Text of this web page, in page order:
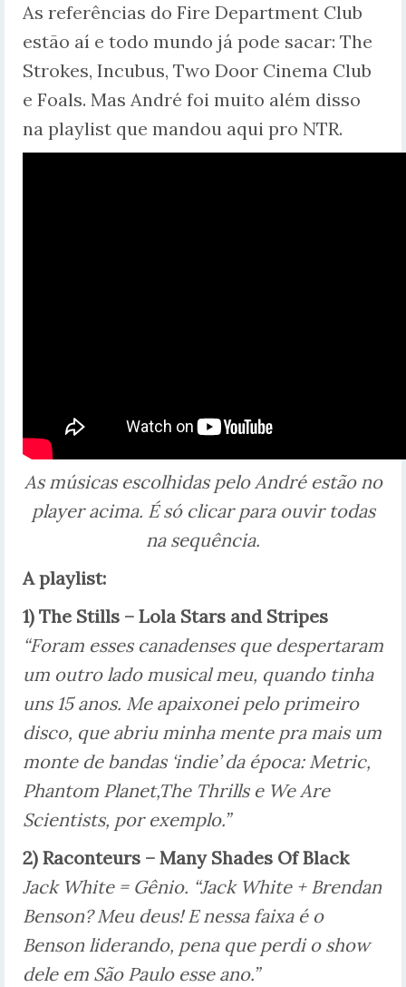
As referências do Fire Department Club
estão aí e todo mundo já pode sacar: The
Strokes, Incubus, Two Door Cinema Club
e Foals. Mas André foi muito além disso
na playlist que mandou aqui pro NTR.
As músicas escolhidas pelo André estão no
player acima. É só clicar para ouvir todas
na sequência.
A playlist:
1) The Stills – Lola Stars and Stripes
“Foram esses canadenses que despertaram
um outro lado musical meu, quando tinha
uns 15 anos. Me apaixonei pelo primeiro
disco, que abriu minha mente pra mais um
monte de bandas ‘indie’ da época: Metric,
Phantom Planet,The Thrills e We Are
Scientists, por exemplo.”
2) Raconteurs – Many Shades Of Black
Jack White = Gênio. “Jack White + Brendan
Benson? Meu deus! E nessa faixa é o
Benson liderando, pena que perdi o show
dele em São Paulo esse ano.”